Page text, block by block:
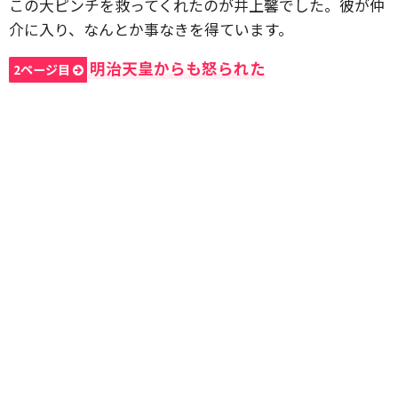
この大ピンチを救ってくれたのが井上馨でした。彼が仲
介に入り、なんとか事なきを得ています。
2ページ目 明治天皇からも怒られた